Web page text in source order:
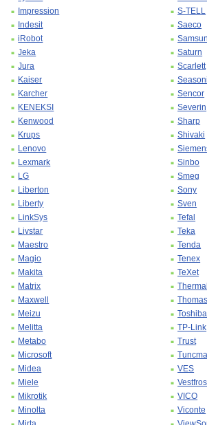
Impression
Indesit
iRobot
Jeka
Jura
Kaiser
Karcher
KENEKSI
Kenwood
Krups
Lenovo
Lexmark
LG
Liberton
Liberty
LinkSys
Livstar
Maestro
Magio
Makita
Matrix
Maxwell
Meizu
Melitta
Metabo
Microsoft
Midea
Miele
Mikrotik
Minolta
S-TELL
Saeco
Saturn
Scarlett
Sencor
Severin
Sharp
Shivaki
Sinbo
Smeg
Sony
Sven
Tefal
Teka
Tenda
Tenex
TeXet
Thomas
Toshiba
TP-Link
Trust
VES
VICO
Viconte